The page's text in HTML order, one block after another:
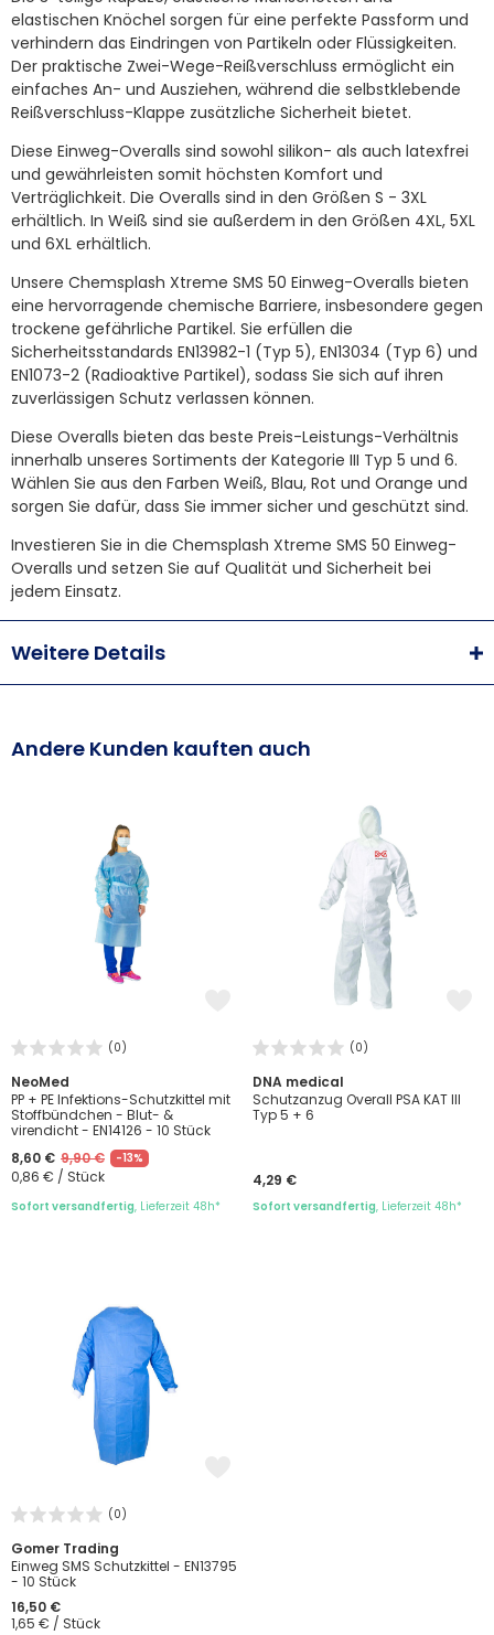
elastischen Knöchel sorgen für eine perfekte Passform und
verhindern das Eindringen von Partikeln oder Flüssigkeiten.
Der praktische Zwei-Wege-Reißverschluss ermöglicht ein
einfaches An- und Ausziehen, während die selbstklebende
Reißverschluss-Klappe zusätzliche Sicherheit bietet.
Diese Einweg-Overalls sind sowohl silikon- als auch latexfrei
und gewährleisten somit höchsten Komfort und
Verträglichkeit. Die Overalls sind in den Größen S - 3XL
erhältlich. In Weiß sind sie außerdem in den Größen 4XL, 5XL
und 6XL erhältlich.
Unsere Chemsplash Xtreme SMS 50 Einweg-Overalls bieten
eine hervorragende chemische Barriere, insbesondere gegen
trockene gefährliche Partikel. Sie erfüllen die
Sicherheitsstandards EN13982-1 (Typ 5), EN13034 (Typ 6) und
EN1073-2 (Radioaktive Partikel), sodass Sie sich auf ihren
zuverlässigen Schutz verlassen können.
Diese Overalls bieten das beste Preis-Leistungs-Verhältnis
innerhalb unseres Sortiments der Kategorie III Typ 5 und 6.
Wählen Sie aus den Farben Weiß, Blau, Rot und Orange und
sorgen Sie dafür, dass Sie immer sicher und geschützt sind.
Investieren Sie in die Chemsplash Xtreme SMS 50 Einweg-
Overalls und setzen Sie auf Qualität und Sicherheit bei
jedem Einsatz.
Weitere Details
Andere Kunden kauften auch
(0)
NeoMed
PP + PE Infektions-Schutzkittel mit
Stoffbündchen - Blut- &
virendicht - EN14126 - 10 Stück
8,60 € 9,90 € -13%
0,86 € / Stück
Sofort versandfertig, Lieferzeit 48h*
(0)
DNA medical
Schutzanzug Overall PSA KAT III
Typ 5 + 6
4,29 €
Sofort versandfertig, Lieferzeit 48h*
(0)
Gomer Trading
Einweg SMS Schutzkittel - EN13795
- 10 Stück
16,50 €
1,65 € / Stück